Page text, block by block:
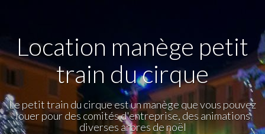
Location manège petit
train du cirque
Le petit train du cirque est un manège que vous pouvez
louer pour des comités d'entreprise, des animations
diverses arbres de noël